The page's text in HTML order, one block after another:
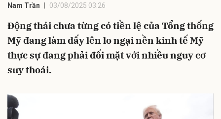
Nam Trần 03/08/2025 03:26
Động thái chưa từng có tiền lệ của Tổng thống
Mỹ đang làm dấy lên lo ngại nền kinh tế Mỹ
thực sự đang phải đối mặt với nhiều nguy cơ
suy thoái.
Hủy